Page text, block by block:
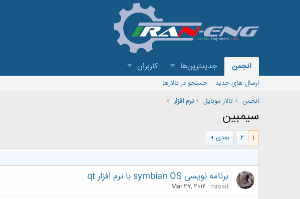
انجمن جدیدترین‌ها کاربران
ارسال های جدید
جستجو در تالارها
انجمن
تالار موبايل نرم افزار
سیمبین
1
2
بعدی
برنامه نویسی symbian OS با نرم افزار qt
mrsad
Mar 27, 2012